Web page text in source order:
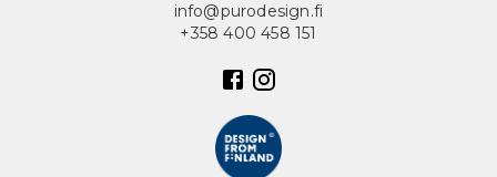
info@purodesign.fi
+358 400 458 151